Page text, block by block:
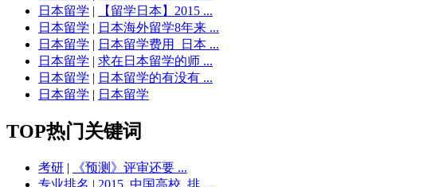
日本留学 |
【留学日本】2015 ...
日本留学 | 日本海外留学8年来 ...
日本留学 | 日本留学费用_日本 ...
日本留学 | 求在日本留学的师 ...
日本留学 | 日本留学的有没有 ...
日本留学 | 日本留学
TOP热门关键词
考研 |
《预测》评审还要 ...